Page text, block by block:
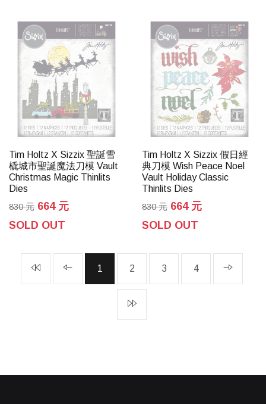
Tim Holtz X Sizzix 聖誕雪
橇城市聖誕魔法刀模 Vault
Christmas Magic Thinlits
Dies
830 元 664 元
SOLD OUT
Tim Holtz X Sizzix 假日經
典刀模 Wish Peace Noel
Vault Holiday Classic
Thinlits Dies
830 元 664 元
SOLD OUT
1 2 3 4